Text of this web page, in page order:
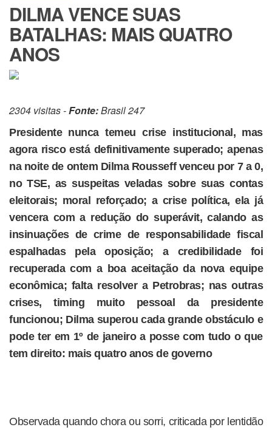
DILMA VENCE SUAS
BATALHAS: MAIS QUATRO
ANOS
2304 visitas -Fonte:Brasil 247
Presidente nunca temeu crise institucional, mas
agora risco está definitivamente superado; apenas
na noite de ontem Dilma Rousseff venceu por 7 a 0,
no TSE, as suspeitas veladas sobre suas contas
eleitorais; moral reforçado; a crise política, ela já
vencera com a redução do superávit, calando as
insinuações de crime de responsabilidade fiscal
espalhadas pela oposição; a credibilidade foi
recuperada com a boa aceitação da nova equipe
econômica; falta resolver a Petrobras; nas outras
crises, timing muito pessoal da presidente
funcionou; Dilma superou cada grande obstáculo e
pode ter em 1º de janeiro a posse com tudo o que
tem direito: mais quatro anos de governo
Observada quando chora ou sorri, criticada por lentidão